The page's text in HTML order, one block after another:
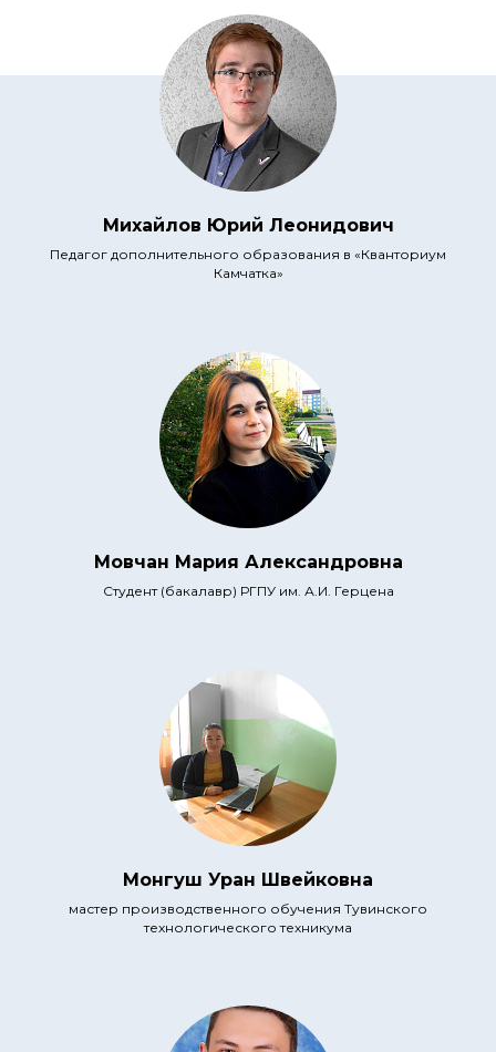
Михайлов Юрий Леонидович
Педагог дополнительного образования в «Кванториум
Камчатка»
Мовчан Мария Александровна
Студент (бакалавр) РГПУ им. А.И. Герцена
Монгуш Уран Швейковна
мастер производственного обучения Тувинского
технологического техникума